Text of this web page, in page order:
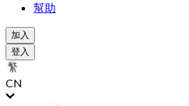
幫助
加入
登入
CN